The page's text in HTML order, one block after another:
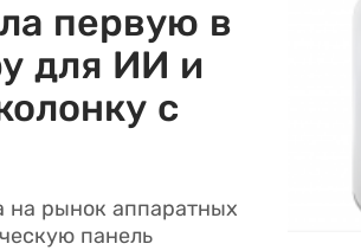
первую в
для ИИ и
с
рынок аппаратных
панель